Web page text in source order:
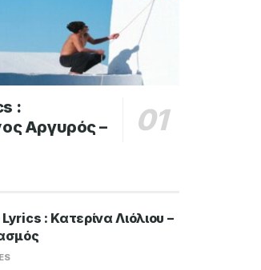
:
Αργυρός –
Lyrics : Κατερίνα Λιόλιου –